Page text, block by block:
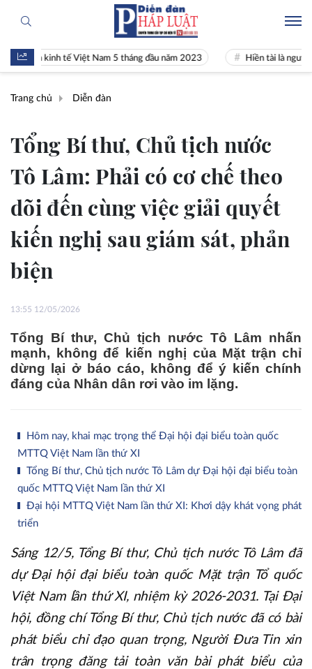
kinh tế Việt Nam 5 tháng đầu năm 2023 Hiền tài là nguyên khí
Trang chủ Diễn đàn
Tổng Bí thư, Chủ tịch nước
Tô Lâm: Phải có cơ chế theo
dõi đến cùng việc giải quyết
kiến nghị sau giám sát, phản
biện
13:55 12/05/2026
Tổng Bí thư, Chủ tịch nước Tô Lâm nhấn
mạnh, không để kiến nghị của Mặt trận chỉ
dừng lại ở báo cáo, không để ý kiến chính
đáng của Nhân dân rơi vào im lặng.
Hôm nay, khai mạc trọng thể Đại hội đại biểu toàn quốc
MTTQ Việt Nam lần thứ XI
Tổng Bí thư, Chủ tịch nước Tô Lâm dự Đại hội đại biểu toàn
quốc MTTQ Việt Nam lần thứ XI
Đại hội MTTQ Việt Nam lần thứ XI: Khơi dậy khát vọng phát
triển
Sáng 12/5, Tổng Bí thư, Chủ tịch nước Tô Lâm đã
dự Đại hội đại biểu toàn quốc Mặt trận Tổ quốc
Việt Nam lần thứ XI, nhiệm kỳ 2026-2031. Tại Đại
hội, đồng chí Tổng Bí thư, Chủ tịch nước đã có bài
phát biểu chỉ đạo quan trọng, Người Đưa Tin xin
trân trọng đăng tải toàn văn bài phát biểu của